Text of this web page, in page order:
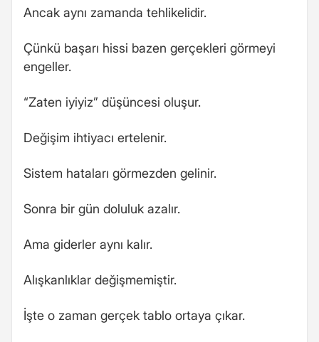
Ancak aynı zamanda tehlikelidir.
Çünkü başarı hissi bazen gerçekleri görmeyi
engeller.
“Zaten iyiyiz” düşüncesi oluşur.
Değişim ihtiyacı ertelenir.
Sistem hataları görmezden gelinir.
Sonra bir gün doluluk azalır.
Ama giderler aynı kalır.
Alışkanlıklar değişmemiştir.
İşte o zaman gerçek tablo ortaya çıkar.